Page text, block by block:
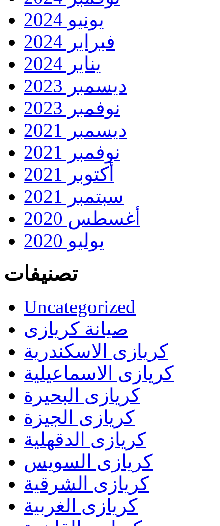
يونيو 2024
فبراير 2024
يناير 2024
ديسمبر 2023
نوفمبر 2023
ديسمبر 2021
نوفمبر 2021
أكتوبر 2021
سبتمبر 2021
أغسطس 2020
يوليو 2020
تصنيفات
Uncategorized
صيانة كريازى
كريازى الاسكندرية
كريازى الاسماعيلية
كريازى البحيرة
كريازى الجيزة
كريازى الدقهلية
كريازى السويس
كريازى الشرقية
كريازى الغربية